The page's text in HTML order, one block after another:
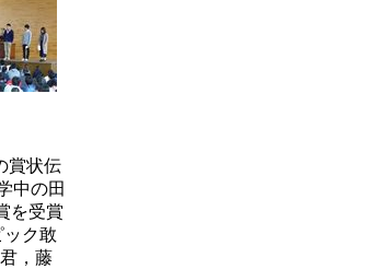
賞状伝
中の田
を受賞
ク敢
，藤